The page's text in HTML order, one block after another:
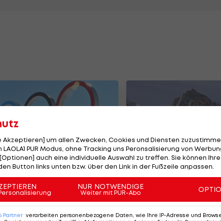
"ORF"-
begleiten
die
Spiele
Italien hebt
auf höchste Stufe
Olympia
Akzeptieren] um allen Zwecken, Cookies und Diensten
PUR Modus, ohne Tracking uns Peronsalisierung von
auch eine individuelle Auswahl zu treffen. Sie können
Button links unten bzw. über den Link in der Fußzeile anpassen.
NUR NOTWENDIGE
Weiter mit PUR-Abo
Partner verarbeiten personenbezogene Daten, wie Ihre IP-Adresse und